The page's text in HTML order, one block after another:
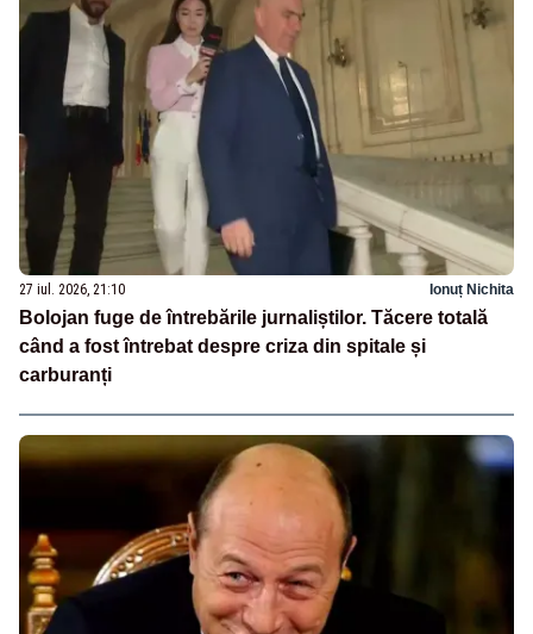
27 iul. 2026, 21:10 Ionuț Nichita
Bolojan fuge de întrebările jurnaliștilor. Tăcere totală
când a fost întrebat despre criza din spitale și
carburanți